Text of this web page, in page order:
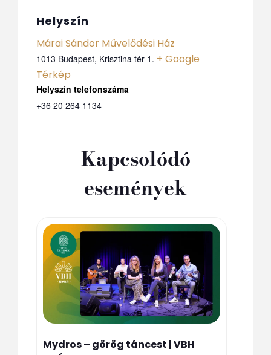
Helyszín
Márai Sándor Művelődési Ház
1013 Budapest, Krisztina tér 1. + Google
Térkép
+36 20 264 1134
Kapcsolódó
események
Mydros – görög táncest | VBH